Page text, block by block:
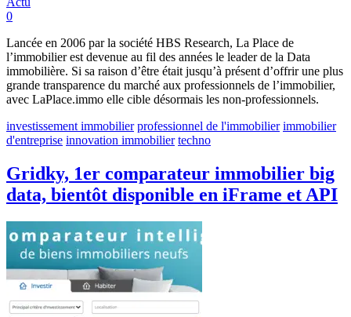
0
Lancée en 2006 par la société HBS Research, La Place de
l’immobilier est devenue au fil des années le leader de la Data
immobilière. Si sa raison d’être était jusqu’à présent d’offrir une plus
grande transparence du marché aux professionnels de l’immobilier,
avec LaPlace.immo elle cible désormais les non-professionnels.
investissement immobilier professionnel de l'immobilier immobilier
d'entreprise innovation immobilier techno
Gridky, 1er comparateur immobilier big
data, bientôt disponible en iFrame et API